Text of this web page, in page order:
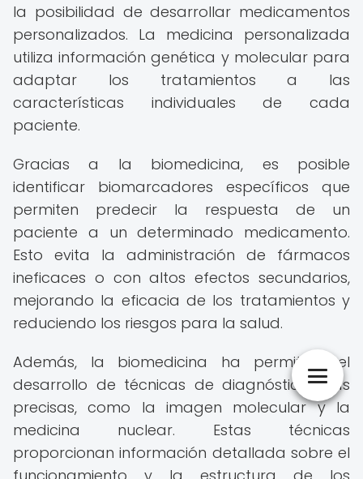
la posibilidad de desarrollar medicamentos
personalizados. La medicina personalizada
utiliza información genética y molecular para
adaptar los tratamientos a las
características individuales de cada
paciente.
Gracias a la biomedicina, es posible
identificar biomarcadores específicos que
permiten predecir la respuesta de un
paciente a un determinado medicamento.
Esto evita la administración de fármacos
ineficaces o con altos efectos secundarios,
mejorando la eficacia de los tratamientos y
reduciendo los riesgos para la salud.
Además, la biomedicina ha permitido el
desarrollo de técnicas de diagnóstico más
precisas, como la imagen molecular y la
medicina nuclear. Estas técnicas
proporcionan información detallada sobre el